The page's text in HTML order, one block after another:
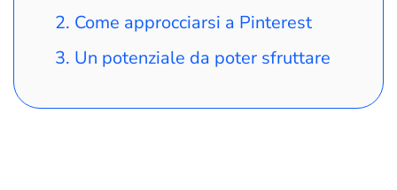
Come approcciarsi a Pinterest
Un potenziale da poter sfruttare